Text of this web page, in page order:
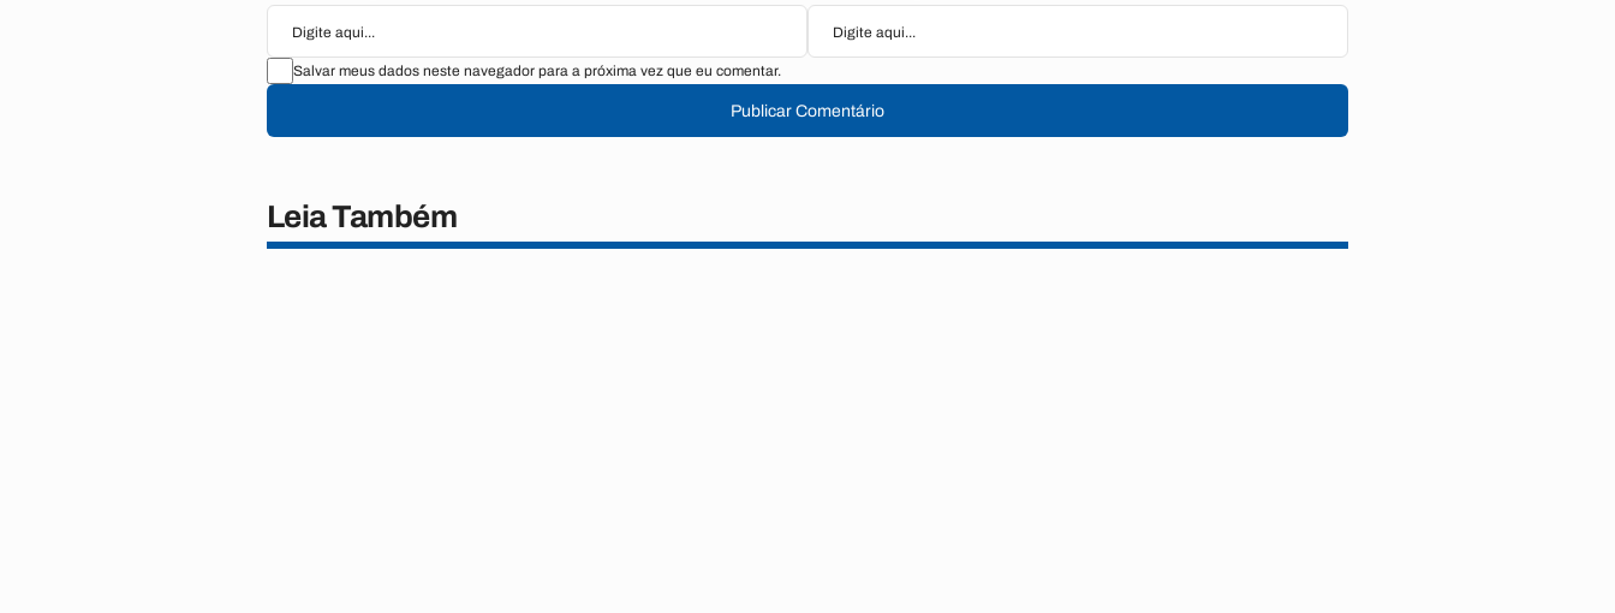
Salvar meus dados neste navegador para a próxima vez que eu comentar.
Publicar Comentário
Leia Também